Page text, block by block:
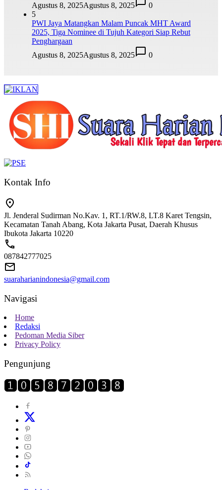
Agustus 8, 2025Agustus 8, 2025
0
5
PWI Jaya Matangkan Malam Puncak MHT Award
2025, Tiga Nominee di Tujuh Kategori Siap Rebut
Penghargaan
Agustus 8, 2025Agustus 8, 2025 0
Kontak Info
Jl. Jenderal Sudirman No.Kav. 1, RT.1/RW.8, LT.8 Karet Tengsin,
Kecamatan Tanah Abang, Kota Jakarta Pusat, Daerah Khusus
Ibukota Jakarta 10220
087842777025
suaraharianindonesia@gmail.com
Navigasi
Home
Redaksi
Pedoman Media Siber
Privacy Policy
Pengunjung